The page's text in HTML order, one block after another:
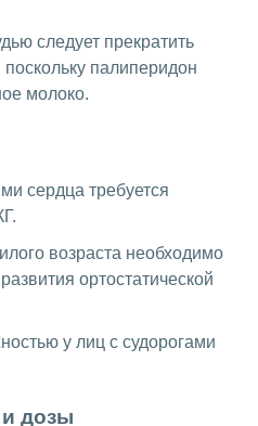
следует прекратить
палиперидон
молоко.
сердца требуется
возраста необходимо
ортостатической
у лиц с судорогами
дозы